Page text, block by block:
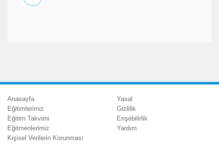
Anasayfa
Eğitimlerimiz
Eğitim Takvimi
Eğitmenlerimiz
Kişisel Verilerin Korunması
Yasal
Gizlilik
Erişebilirlik
Yardım